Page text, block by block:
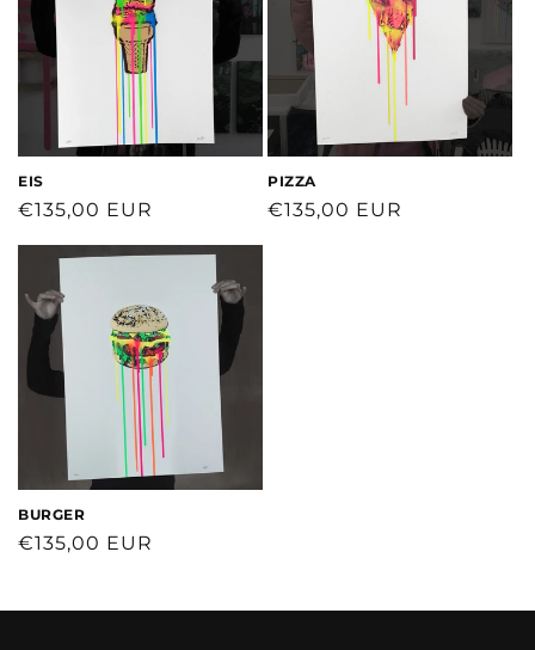
EIS
Normaler
€135,00 EUR
PIZZA
Normaler
€135,00 EUR
BURGER
Normaler
€135,00 EUR